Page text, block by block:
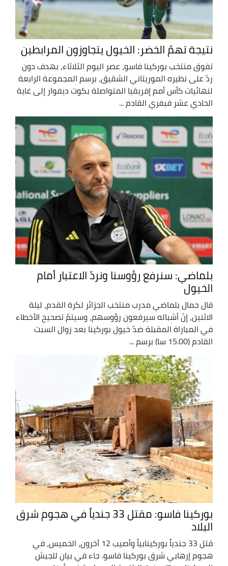
نتيجة تهمّ الخضر: الخيول يتجاوزون المرابطين
تفوق منتخب بوركينا فاسو، عصر اليوم الثلاثاء، بهدف دون
ردّ على نظيره الموريتاني الشقيق، برسم المجموعة الرابعة
لنهائيات كأس أمم إفريقيا المتواصلة بكوت ديفوار إلى غاية
الحادي عشر فيفري القادم ...
بلماضي: سنرفع رؤوسنا ونردّ الاعتبار أمام
الخيول
قال جمال بلماضي مدرب منتخب الجزائر لكرة القدم، ليلة
الاثنين، إنّ أشباله سيرفعون رؤوسهم، وسيتمّ تصحيح الأخطاء
في المباراة المقبلة ضدّ خيول بوركينا بعد زوال السبت
القادم (15.00 سا) برسم ...
بوركينا فاسو: مقتل 33 جندياً في هجوم شرق
البلاد
قتل 33 جندياً بوركينابياً وأصيب 12 آخرون، الخميس، في
هجوم إرهابي شرق بوركينا فاسو. جاء في بيان للجيش